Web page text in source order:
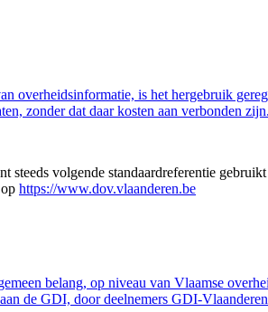
overheidsinformatie, is het hergebruik
zonder dat daar kosten aan verbonden
volgende standaardreferentie
https://www.dov.vlaanderen.be
belang, op niveau van Vlaamse
de GDI, door deelnemers GDI-